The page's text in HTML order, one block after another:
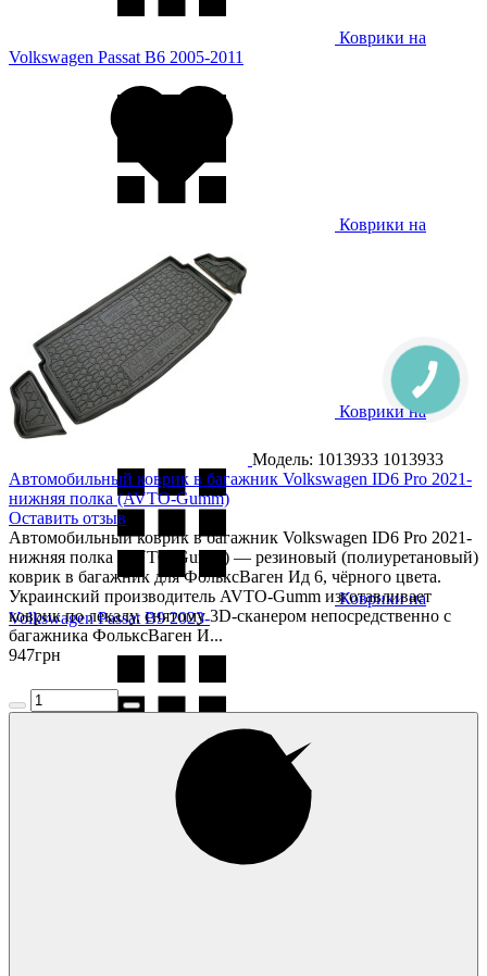
Коврики на
Volkswagen Passat B6 2005-2011
Коврики на
Коврики на
Volkswagen Passat B8 2015-
Коврики на
Volkswagen Passat B9 2023-
Volkswagen Passat CC 2008-
Модель: 1013933 1013933
Автомобильный коврик в багажник Volkswagen ID6 Pro 2021-
нижняя полка (AVTO-Gumm)
Оставить отзыв
Автомобильный коврик в багажник Volkswagen ID6 Pro 2021-
нижняя полка (AVTO-Gumm) — резиновый (полиуретановый)
коврик в багажник для ФольксВаген Ид 6, чёрного цвета.
Украинский производитель AVTO-Gumm изготавливает
коврик по лекалу, снятому 3D-сканером непосредственно с
багажника ФольксВаген И...
947грн